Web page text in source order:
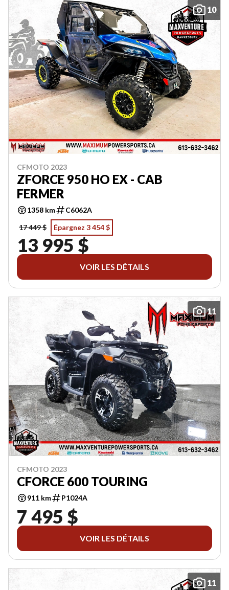
10
CFMOTO 2023
ZFORCE 950 HO EX - CAB
FERMER
1358 km
C6062A
17 449 $
Épargnez 3 454 $
13 995 $
VOIR LES DÉTAILS
11
CFMOTO 2023
CFORCE 600 TOURING
911 km P1024A
7 495 $
VOIR LES DÉTAILS
11